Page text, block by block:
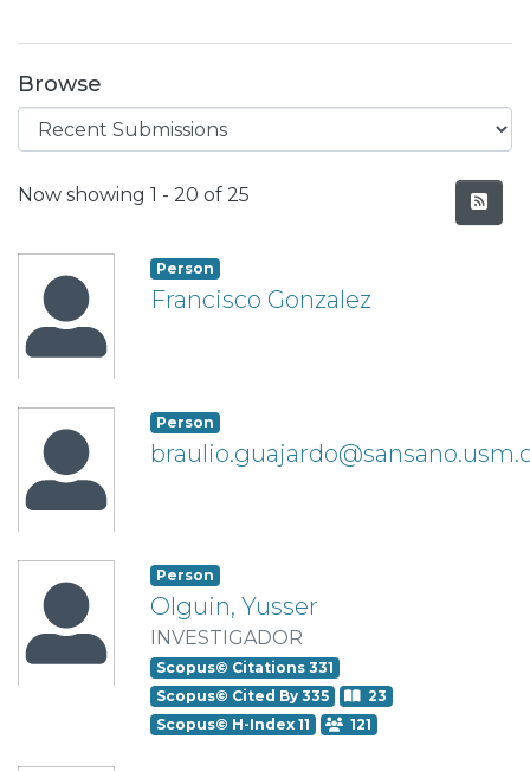
Browse
Recent Submissions
Now showing 1 - 20 of 25
Person
Francisco Gonzalez
Person
Person
Olguin, Yusser
INVESTIGADOR
Scopus© Citations 331
Scopus© Cited By 335
23
Scopus© H-Index 11
121